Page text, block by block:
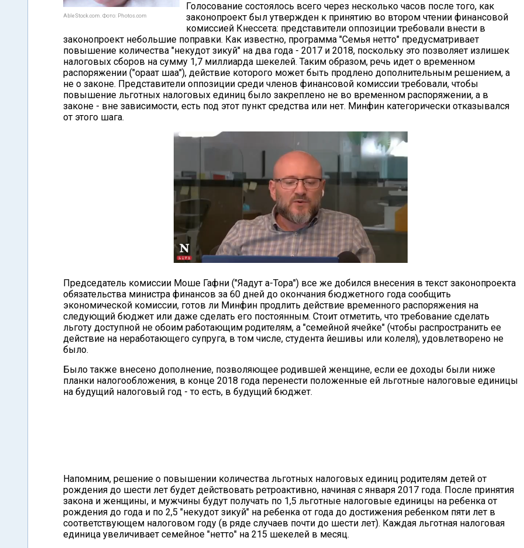
AbleStock.com. Фото: Photos.com
Голосование состоялось всего через несколько часов после того, как
законопроект был утвержден к принятию во втором чтении финансовой
комиссией Кнессета: представители оппозиции требовали внести в
законопроект небольшие поправки. Как известно, программа "Семья нетто" предусматривает
повышение количества "некудот зикуй" на два года - 2017 и 2018, поскольку это позволяет излишек
налоговых сборов на сумму 1,7 миллиарда шекелей. Таким образом, речь идет о временном
распоряжении ("ораат шаа"), действие которого может быть продлено дополнительным решением, а
не о законе. Представители оппозиции среди членов финансовой комиссии требовали, чтобы
повышение льготных налоговых единиц было закреплено не во временном распоряжении, а в
законе - вне зависимости, есть под этот пункт средства или нет. Минфин категорически отказывался
от этого шага.
Председатель комиссии Моше Гафни ("Яадут а-Тора") все же добился внесения в текст законопроекта
обязательства министра финансов за 60 дней до окончания бюджетного года сообщить
экономической комиссии, готов ли Минфин продлить действие временного распоряжения на
следующий бюджет или даже сделать его постоянным. Стоит отметить, что требование сделать
льготу доступной не обоим работающим родителям, а "семейной ячейке" (чтобы распространить ее
действие на неработающего супруга, в том числе, студента йешивы или колеля), удовлетворено не
было.
Было также внесено дополнение, позволяющее родившей женщине, если ее доходы были ниже
планки налогообложения, в конце 2018 года перенести положенные ей льготные налоговые единицы
на будущий налоговый год - то есть, в будущий бюджет.
Напомним, решение о повышении количества льготных налоговых единиц родителям детей от
рождения до шести лет будет действовать ретроактивно, начиная с января 2017 года. После принятия
закона и женщины, и мужчины будут получать по 1,5 льготные налоговые единицы на ребенка от
рождения до года и по 2,5 "некудот зикуй" на ребенка от года до достижения ребенком пяти лет в
соответствующем налоговом году (в ряде случаев почти до шести лет). Каждая льготная налоговая
единица увеличивает семейное "нетто" на 215 шекелей в месяц.